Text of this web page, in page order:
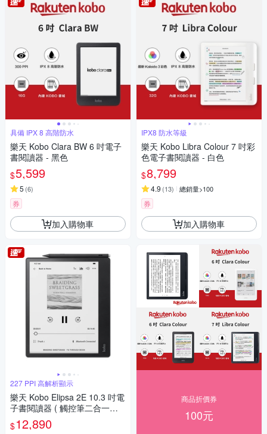
具備 IPX 8 高階防水
樂天 Kobo Clara BW 6 吋電子
書閱讀器 - 黑色
$5,599
5 (6)
券
加入購物車
227 PPI 高解析顯示
樂天 Kobo Elipsa 2E 10.3 吋電
子書閱讀器 ( 觸控筆二合一套
組 )
$12,890
IPX8 防水等級
樂天 Kobo Libra Colour 7 吋彩
色電子書閱讀器 - 白色
$8,799
4.9 (13) 總銷量>100
券
加入購物車
商品折價券
100元